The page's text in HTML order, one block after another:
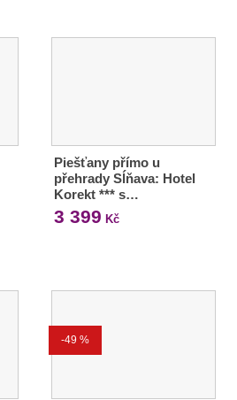
Piešťany přímo u
přehrady Sĺňava: Hotel
Korekt *** s…
3 399 Kč
-49 %